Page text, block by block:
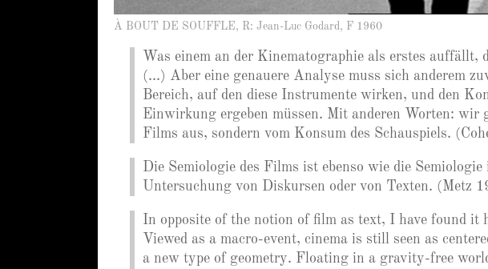
À BOUT DE SOUFFLE, R: Jean-Luc Godard, F 1960
Was einem an der Kinematographie als erstes auffällt,
(...) Aber eine genauere Analyse muss sich anderem
Bereich, auf den diese Instrumente wirken, und den
Einwirkung ergeben müssen. Mit anderen Worten: wir
Films aus, sondern vom Konsum des Schauspiels.
Die Semiologie des Films ist ebenso wie die
Untersuchung von Diskursen oder von Texten. (Metz
In opposite of the notion of film as text, I have found it
Viewed as a macro-event, cinema is still seen as
a new type of geometry. Floating in a gravity-free